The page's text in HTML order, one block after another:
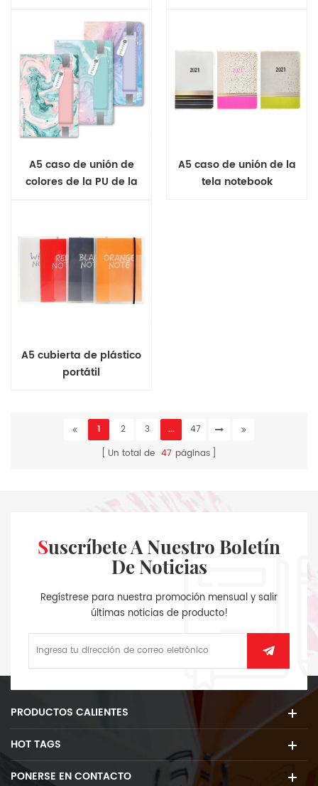
A5 caso de unión de
colores de la PU de la
A5 caso de unión de la
tela notebook
A5 cubierta de plástico
portátil
1 2 3 ...
47
Un total de 47 páginas
Suscríbete A Nuestro Boletín
De Noticias
Regístrese para nuestra promoción mensual y salir
últimas noticias de producto!
PRODUCTOS CALIENTES
HOT TAGS
PONERSE EN CONTACTO